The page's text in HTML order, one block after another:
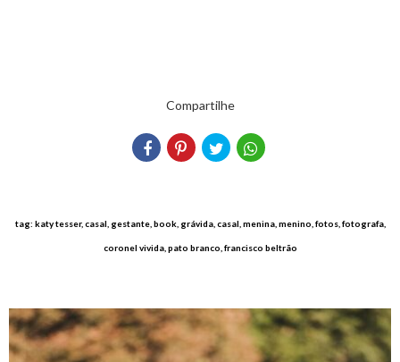
Compartilhe
tag: katy tesser, casal, gestante, book, grávida, casal, menina, menino, fotos, fotografa,
coronel vivida, pato branco, francisco beltrão